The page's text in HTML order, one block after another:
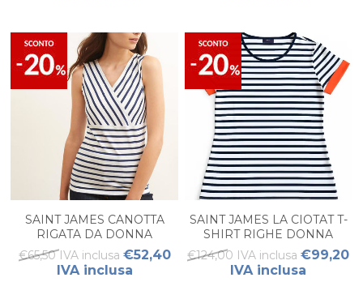
SAINT JAMES CANOTTA
RIGATA DA DONNA
€65,50 IVA inclusa €52,40
IVA inclusa
SAINT JAMES LA CIOTAT T-
SHIRT RIGHE DONNA
€124,00 IVA inclusa €99,20
IVA inclusa